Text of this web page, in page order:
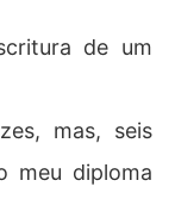
de um
mas, seis
meu diploma